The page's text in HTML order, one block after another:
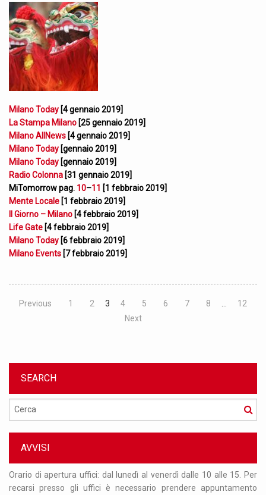
Milano Today [4 gennaio 2019]
La Stampa Milano [25 gennaio 2019]
Milano AllNews [4 gennaio 2019]
Milano Today [gennaio 2019]
Milano Today [gennaio 2019]
Radio Colonna [31 gennaio 2019]
MiTomorrow pag. 10–11 [1 febbraio 2019]
Mente Locale [1 febbraio 2019]
Il Giorno – Milano [4 febbraio 2019]
Life Gate [4 febbraio 2019]
Milano Today [6 febbraio 2019]
Milano Events [7 febbraio 2019]
Previous 1 2 3 4 5 6 7 8
12
Next
SEARCH
Cerca
AVVISI
Orario di apertura uffici: dal lunedì al venerdì dalle 10 alle 15. Per
recarsi presso gli uffici è necessario prendere appuntamento